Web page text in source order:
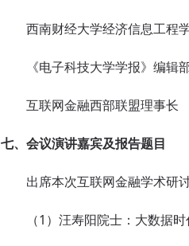
西南财经大学经济信息工程
《电子科技大学学报》编辑
互联网金融西部联盟理事长
七、会议演讲嘉宾及报告题目
出席本次互联网金融学术研讨
（1）汪寿阳院士：大数据时